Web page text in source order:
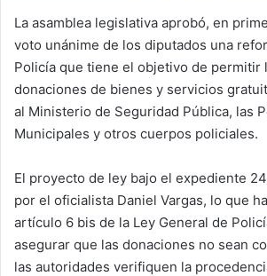
La asamblea legislativa aprobó, en
voto unánime de los diputados una
Policía que tiene el objetivo de permitir
donaciones de bienes y servicios
al Ministerio de Seguridad Pública, las
Municipales y otros cuerpos policiales.
El proyecto de ley bajo el expediente
por el oficialista Daniel Vargas, lo que
artículo 6 bis de la Ley General de
asegurar que las donaciones no sean
las autoridades verifiquen la